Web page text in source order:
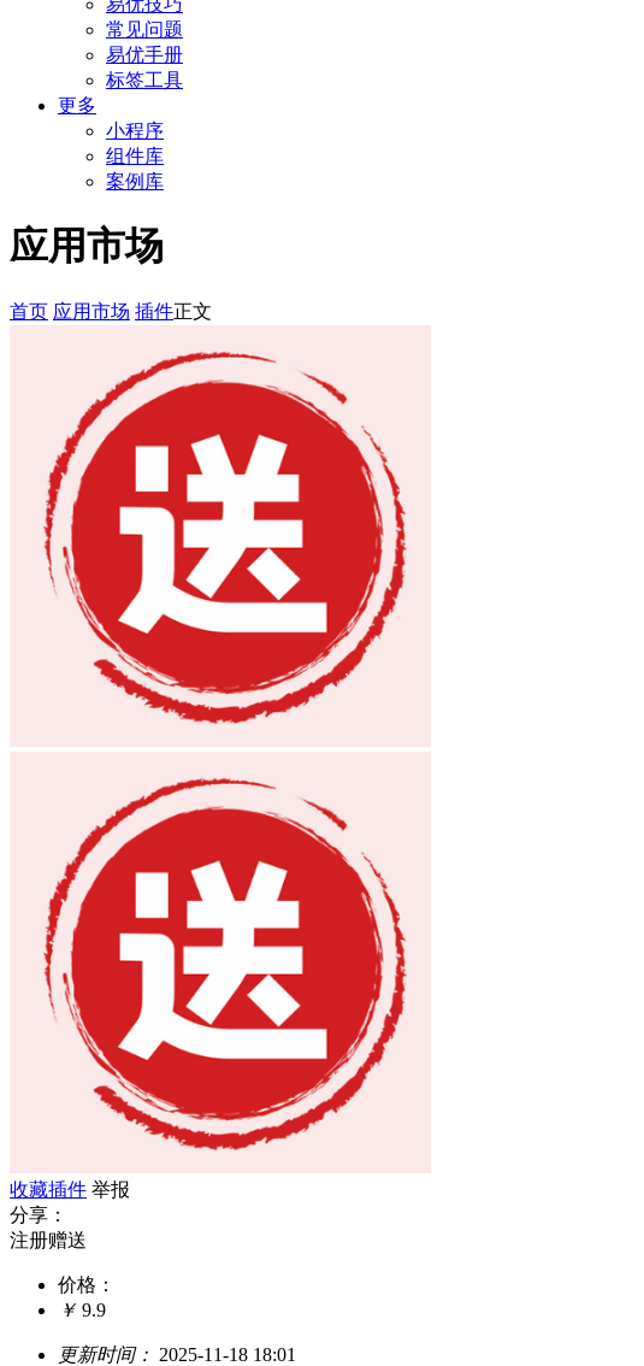
易优技巧
常见问题
易优手册
标签工具
更多
小程序
组件库
案例库
应用市场
首页 应用市场 插件正文
收藏插件 举报
分享：
注册赠送
价格：
￥ 9.9
更新时间： 2025-11-18 18:01